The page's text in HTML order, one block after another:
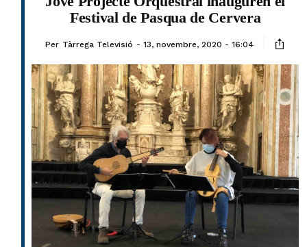
Festival de Pasqua de Cervera
Per Tàrrega Televisió 13, novembre, 2020 - 16:04